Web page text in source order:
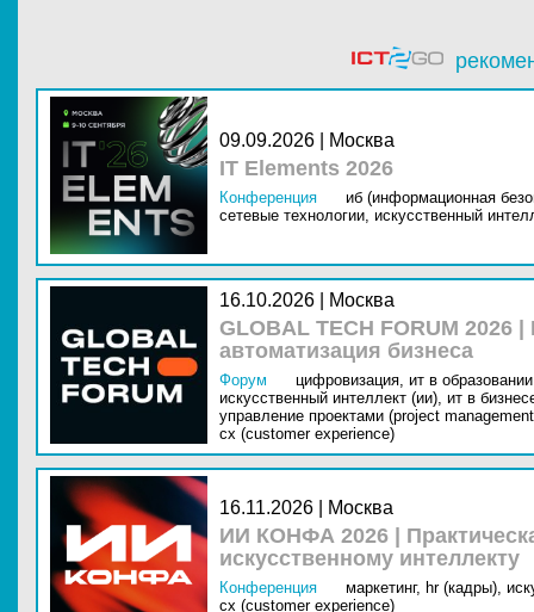
09.09.2026 | Москва
IT Elements 2026
Конференция
иб (информационная
сетевые технологии, искусственный
16.10.2026 | Москва
GLOBAL TECH FORUM
автоматизация бизнеса
Форум цифровизация, ит в
искусственный интеллект (ии), ит в
управление проектами (project
cx (customer experience)
16.11.2026 | Москва
ИИ КОНФА 2026 |
искусственному интеллекту
Конференция маркетинг, hr (кадры),
cx (customer experience)